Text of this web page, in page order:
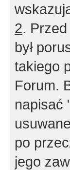
2.
był
takiego
Forum.
napisać
po
jego